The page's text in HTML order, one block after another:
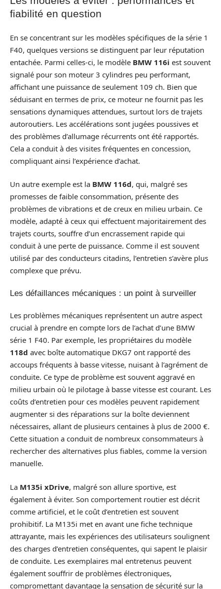
fiabilité en question
En se concentrant sur les modèles spécifiques de la série 1
F40, quelques versions se distinguent par leur réputation
entachée. Parmi celles-ci, le modèle BMW 116i est souvent
signalé pour son moteur 3 cylindres peu performant,
affichant une puissance de seulement 109 ch. Bien que
séduisant en termes de prix, ce moteur ne fournit pas les
sensations dynamiques attendues, surtout lors de trajets
autoroutiers. Les accélérations sont jugées poussives et
des problèmes d’allumage récurrents ont été rapportés.
Cela a conduit à des visites fréquentes en concession,
compliquant ainsi l’expérience d’achat.
Un autre exemple est la BMW 116d, qui, malgré ses
promesses de faible consommation, présente des
problèmes de vibrations et de creux en milieu urbain. Ce
modèle, adapté à ceux qui effectuent majoritairement des
trajets courts, souffre d’un encrassement rapide qui
conduit à une perte de puissance. Comme il est souvent
utilisé par des conducteurs citadins, l’entretien s’avère plus
complexe que prévu.
Les défaillances mécaniques : un point à surveiller
Les problèmes mécaniques représentent un autre aspect
crucial à prendre en compte lors de l’achat d’une BMW
série 1 F40. Par exemple, les propriétaires du modèle
118d avec boîte automatique DKG7 ont rapporté des
accoups fréquents à basse vitesse, nuisant à l’agrément de
conduite. Ce type de problème est souvent aggravé en
milieu urbain où le pilotage à basse vitesse est courant. Les
coûts d’entretien pour ces modèles peuvent rapidement
augmenter si des réparations sur la boîte deviennent
nécessaires, allant de plusieurs centaines à plus de 2000 €.
Cette situation a conduit de nombreux consommateurs à
rechercher des alternatives plus fiables, comme la version
manuelle.
La M135i xDrive, malgré son allure sportive, est
également à éviter. Son comportement routier est décrit
comme artificiel, et le coût d’entretien est souvent
prohibitif. La M135i met en avant une fiche technique
attrayante, mais les expériences des utilisateurs soulignent
des charges d’entretien conséquentes, qui sapent le plaisir
de conduite. Les exemplaires mal entretenus peuvent
également souffrir de problèmes électroniques,
compromettant davantage la sensation de sécurité sur la